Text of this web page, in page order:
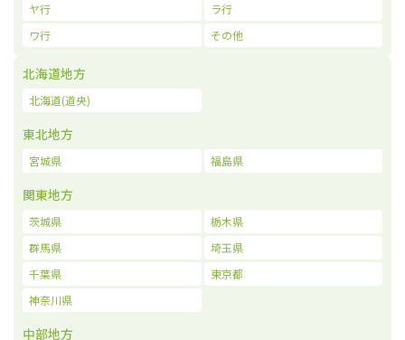
ヤ行
ラ行
ワ行
その他
北海道地方
北海道(道央)
東北地方
宮城県 福島県
関東地方
茨城県
栃木県
群馬県
埼玉県
千葉県
東京都
神奈川県
中部地方